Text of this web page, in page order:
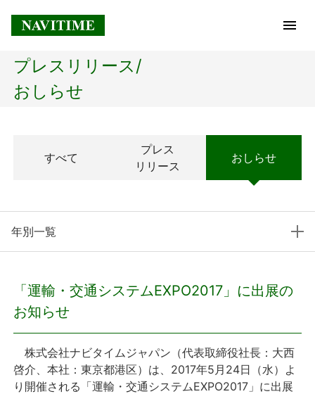
トップページ
経営理念
プレスリリース
プレスリリース
おしらせ
プレスリリース/
おしらせ
すべて
プレス
リリース
おしらせ
年別一覧
「運輸・交通システムEXPO2017」に出展の
お知らせ
株式会社ナビタイムジャパン（代表取締役社長：大西
啓介、本社：東京都港区）は、2017年5月24日（水）よ
り開催される「運輸・交通システムEXPO2017」に出展